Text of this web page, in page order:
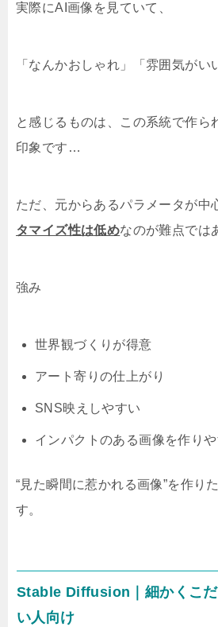
実際にAI画像を見ていて、
「なんかおしゃれ」 「雰囲気がい
と感じるものは、この系統で作ら
印象です…
ただ、元からあるパラメータが中
タマイズ性は低めなのが難点では
強み
世界観づくりが得意
アート寄りの仕上がり
SNS映えしやすい
インパクトのある画像を作り
“見た瞬間に惹かれる画像”を作り
す。
Stable Diffusion｜細かくこ
い人向け